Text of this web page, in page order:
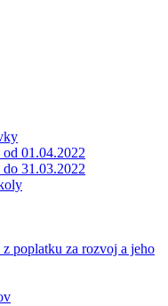
01.04.2022
31.03.2022
poplatku za rozvoj a jeho